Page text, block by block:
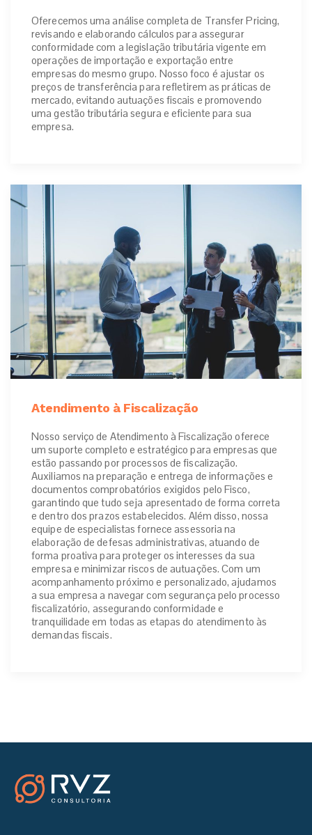
Oferecemos uma análise completa de Transfer Pricing,
revisando e elaborando cálculos para assegurar
conformidade com a legislação tributária vigente em
operações de importação e exportação entre
empresas do mesmo grupo. Nosso foco é ajustar os
preços de transferência para refletirem as práticas de
mercado, evitando autuações fiscais e promovendo
uma gestão tributária segura e eficiente para sua
empresa.
Atendimento à Fiscalização
Nosso serviço de Atendimento à Fiscalização oferece
um suporte completo e estratégico para empresas que
estão passando por processos de fiscalização.
Auxiliamos na preparação e entrega de informações e
documentos comprobatórios exigidos pelo Fisco,
garantindo que tudo seja apresentado de forma correta
e dentro dos prazos estabelecidos. Além disso, nossa
equipe de especialistas fornece assessoria na
elaboração de defesas administrativas, atuando de
forma proativa para proteger os interesses da sua
empresa e minimizar riscos de autuações. Com um
acompanhamento próximo e personalizado, ajudamos
a sua empresa a navegar com segurança pelo processo
fiscalizatório, assegurando conformidade e
tranquilidade em todas as etapas do atendimento às
demandas fiscais.